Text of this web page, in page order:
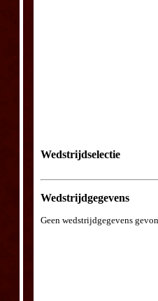
Wedstrijdselectie
Wedstrijdgegevens
Geen wedstrijdgegevens